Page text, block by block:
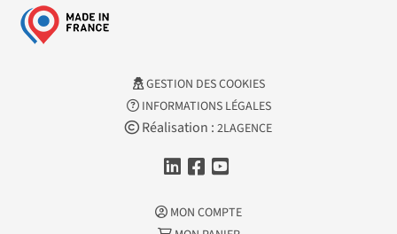
GESTION DES COOKIES
INFORMATIONS LÉGALES
Réalisation : 2LAGENCE
MON COMPTE